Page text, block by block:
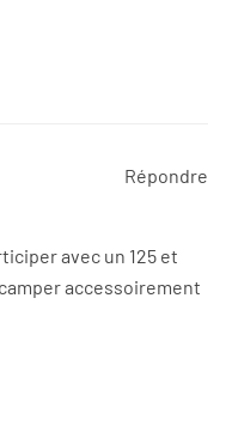
avec un 125 et
accessoirement
Répondre